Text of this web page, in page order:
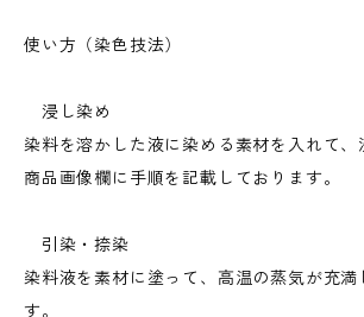
使い方（染色技法）
浸し染め
染料を溶かした液に染める素材を入れて、
商品画像欄に手順を記載しております。
引染・捺染
染料液を素材に塗って、高温の蒸気が充満
す。